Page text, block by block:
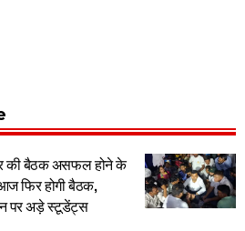
की बैठक असफल होने के
फिर होगी बैठक,
पर अड़े स्टूडेंट्स